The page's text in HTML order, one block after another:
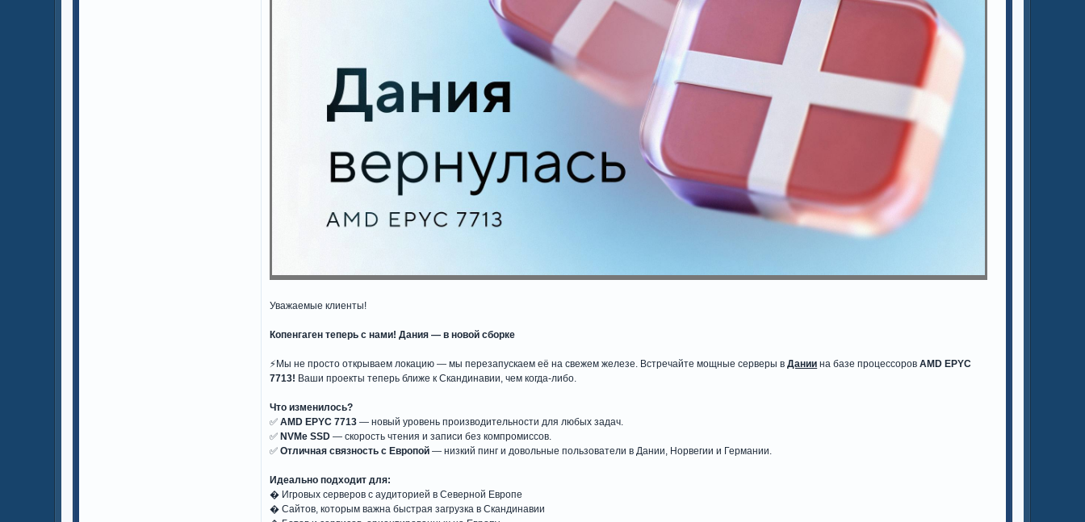
Уважаемые клиенты!
Копенгаген теперь с нами! Дания — в новой сборке
⚡️Мы не просто открываем локацию — мы перезапускаем её на свежем железе. Встречайте мощные серверы вДании на базе процессоровAMD EPYC
7713! Ваши проекты теперь ближе к Скандинавии, чем когда-либо.
Что изменилось?
✅AMD EPYC 7713 — новый уровень производительности для любых задач.
✅ NVMe SSD — скорость чтения и записи без компромиссов.
✅Отличная связность с Европой — низкий пинг и довольные пользователи в Дании, Норвегии и Германии.
Идеально подходит для:
� Игровых серверов с аудиторией в Северной Европе
� Сайтов, которым важна быстрая загрузка в Скандинавии